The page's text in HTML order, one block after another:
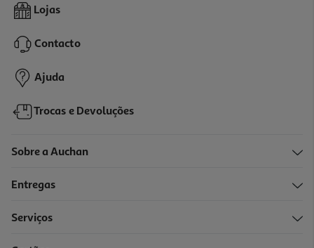
Tortilhas Auchan Trigo E Milho 8un 320g
1,45 €
Lojas
Contacto
Ajuda
Trocas e Devoluções
Sobre a Auchan
Entregas
Serviços